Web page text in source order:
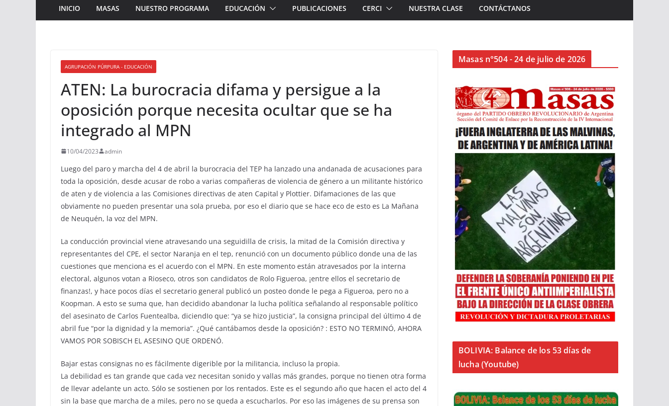
INICIO MASAS NUESTRO PROGRAMA EDUCACIÓN PUBLICACIONES CERCI NUESTRA CLASE CONTÁCTANOS
AGRUPACIÓN PÚRPURA - EDUCACIÓN
ATEN: La burocracia difama y persigue a la
oposición porque necesita ocultar que se ha
integrado al MPN
10/04/2023 admin
Luego del paro y marcha del 4 de abril la burocracia del TEP ha lanzado una andanada de acusaciones para
toda la oposición, desde acusar de robo a varias compañeras de violencia de género a un militante histórico
de aten y de violencia a las Comisiones directivas de aten Capital y Plottier. Difamaciones de las que
obviamente no pueden presentar una sola prueba, por eso el diario que se hace eco de esto es La Mañana
de Neuquén, la voz del MPN.
La conducción provincial viene atravesando una seguidilla de crisis, la mitad de la Comisión directiva y
representantes del CPE, el sector Naranja en el tep, renunció con un documento público donde una de las
cuestiones que menciona es el acuerdo con el MPN. En este momento están atravesados por la interna
electoral, algunos votan a Rioseco, otros son candidatos de Rolo Figueroa, ¡entre ellos el secretario de
finanzas!, y hace pocos días el secretario general publicó un posteo donde le pega a Figueroa, pero no a
Koopman. A esto se suma que, han decidido abandonar la lucha política señalando al responsable político
del asesinato de Carlos Fuentealba, diciendIo que: “ya se hizo justicia”, la consigna principal del último 4 de
abril fue “por la dignidad y la memoria”. ¿Qué cantábamos desde la oposición? : ESTO NO TERMINÓ, AHORA
VAMOS POR SOBISCH EL ASESINO QUE ORDENÓ.
Bajar estas consignas no es fácilmente digerible por la militancia, incluso la propia.
La debilidad es tan grande que cada vez necesitan sonido y vallas más grandes, porque no tienen otra forma
de llevar adelante un acto. Sólo se sostienen por los rentados. Este es el segundo año que hacen el acto del 4
sin la base que marcha de a miles, pero no se queda a escucharlos. Por eso las imágenes de su prensa son
Masas n°504 - 24 de julio de 2026
BOLIVIA: Balance de los 53 días de
lucha (Youtube)